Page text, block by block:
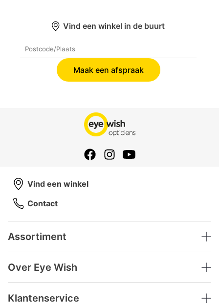
Vind een winkel in de buurt
Maak een afspraak
Assortiment
Over Eye Wish
Klantenservice
Vind een winkel
Contact